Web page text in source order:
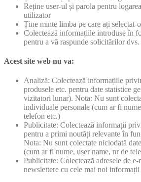
Reține user-ul și parola pentru
utilizator
Ține minte limba pe care ați selectat-o
Colectează informațiile introduse în
pentru a vă raspunde solicitărilor dvs.
Acest site web nu va:
Analiză: Colectează informațiile
produsele etc. pentru date statistice
vizitatori lunar). Nota: Nu sunt
individuale personale (cum ar fi
telefon etc.)
Publicitate: Colectează informații
pentru a primi noutăți relevante în
Nota: Nu sunt colectate niciodată
(cum ar fi nume, user name, nr de
Publicitate: Colectează adresele de
newslettere cu cele mai noi informații